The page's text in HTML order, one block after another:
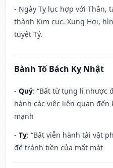
- Ngày Tỵ lục hợp với Thân,
thành Kim cục. Xung Hợi,
tuyệt Tý.
Bành Tổ Bách Kỵ Nhật
- Quý: “Bất từ tụng lí nhược
hành các việc liên quan
mạnh
- Tỵ: “Bất viễn hành tài vật
để tránh tiền của mất mát